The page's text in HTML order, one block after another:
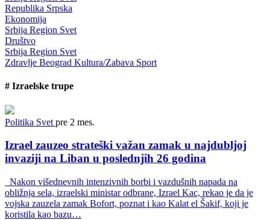
Republika Srpska
Ekonomija
Srbija Region Svet
Društvo
Srbija Region Svet
Zdravlje Beograd Kultura/Zabava Sport
# Izraelske trupe
Politika Svet pre 2 mes.
Izrael zauzeo strateški važan zamak u najdubljoj
invaziji na Liban u poslednjih 26 godina
Nakon višednevnih intenzivnih borbi i vazdušnih napada na
obližnja sela, izraelski ministar odbrane, Izrael Kac, rekao je da je
vojska zauzela zamak Bofort, poznat i kao Kalat el Šakif, koji je
koristila kao bazu…